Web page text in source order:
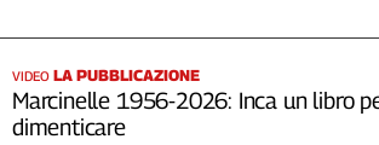
VIDEO LA PUBBLICAZIONE
Marcinelle 1956-2026: Inca un libro
dimenticare